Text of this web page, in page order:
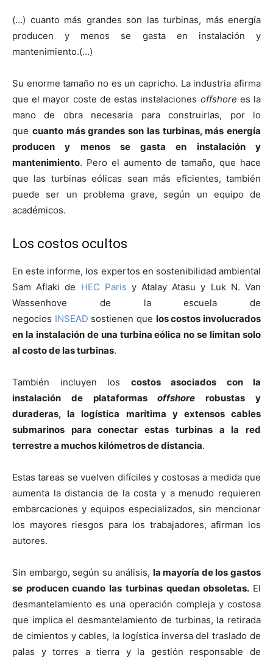
(…) cuanto más grandes son las turbinas, más energía
producen y menos se gasta en instalación y
mantenimiento.(…)
Su enorme tamaño no es un capricho. La industria afirma
que el mayor coste de estas instalaciones offshore es la
mano de obra necesaria para construirlas, por lo
que cuanto más grandes son las turbinas, más energía
producen y menos se gasta en instalación y
mantenimiento. Pero el aumento de tamaño, que hace
que las turbinas eólicas sean más eficientes, también
puede ser un problema grave, según un equipo de
académicos.
Los costos ocultos
En este informe, los expertos en sostenibilidad ambiental
Sam Aflaki de HEC Paris y Atalay Atasu y Luk N. Van
Wassenhove de la escuela de
negocios INSEAD sostienen que los costos involucrados
en la instalación de una turbina eólica no se limitan solo
al costo de las turbinas.
También incluyen los costos asociados con la
instalación de plataformasoffshore
robustas y
duraderas, la logística marítima y extensos cables
submarinos para conectar estas turbinas a la red
terrestre a muchos kilómetros de distancia.
Estas tareas se vuelven difíciles y costosas a medida que
aumenta la distancia de la costa y a menudo requieren
embarcaciones y equipos especializados, sin mencionar
los mayores riesgos para los trabajadores, afirman los
autores.
Sin embargo, según su análisis, la mayoría de los gastos
se producen cuando las turbinas quedan obsoletas. El
desmantelamiento es una operación compleja y costosa
que implica el desmantelamiento de turbinas, la retirada
de cimientos y cables, la logística inversa del traslado de
palas y torres a tierra y la gestión responsable de